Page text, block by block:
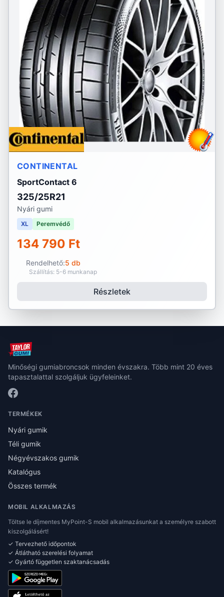
CONTINENTAL
SportContact 6
325/25R21
Nyári gumi
XL Peremvédő
134 790 Ft
Rendelhető:5 db
Szállítás: 5-6 munkanap
Részletek
Minőségi gumiabroncsok minden évszakra. Több mint 20 éves
tapasztalattal szolgáljuk ügyfeleinket.
TERMÉKEK
Nyári gumik
Téli gumik
Négyévszakos gumik
Katalógus
Összes termék
MOBIL ALKALMAZÁS
Töltse le díjmentes MyPoint-S mobil alkalmazásunkat a személyre szabott
kiszolgálásért!
✓ Tervezhető időpontok
✓ Átlátható szerelési folyamat
✓ Gyártó független szaktanácsadás